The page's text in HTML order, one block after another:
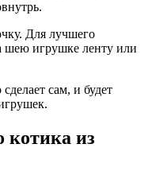
Для лучшего
шею игрушке ленту или
сам, и будет
котика из